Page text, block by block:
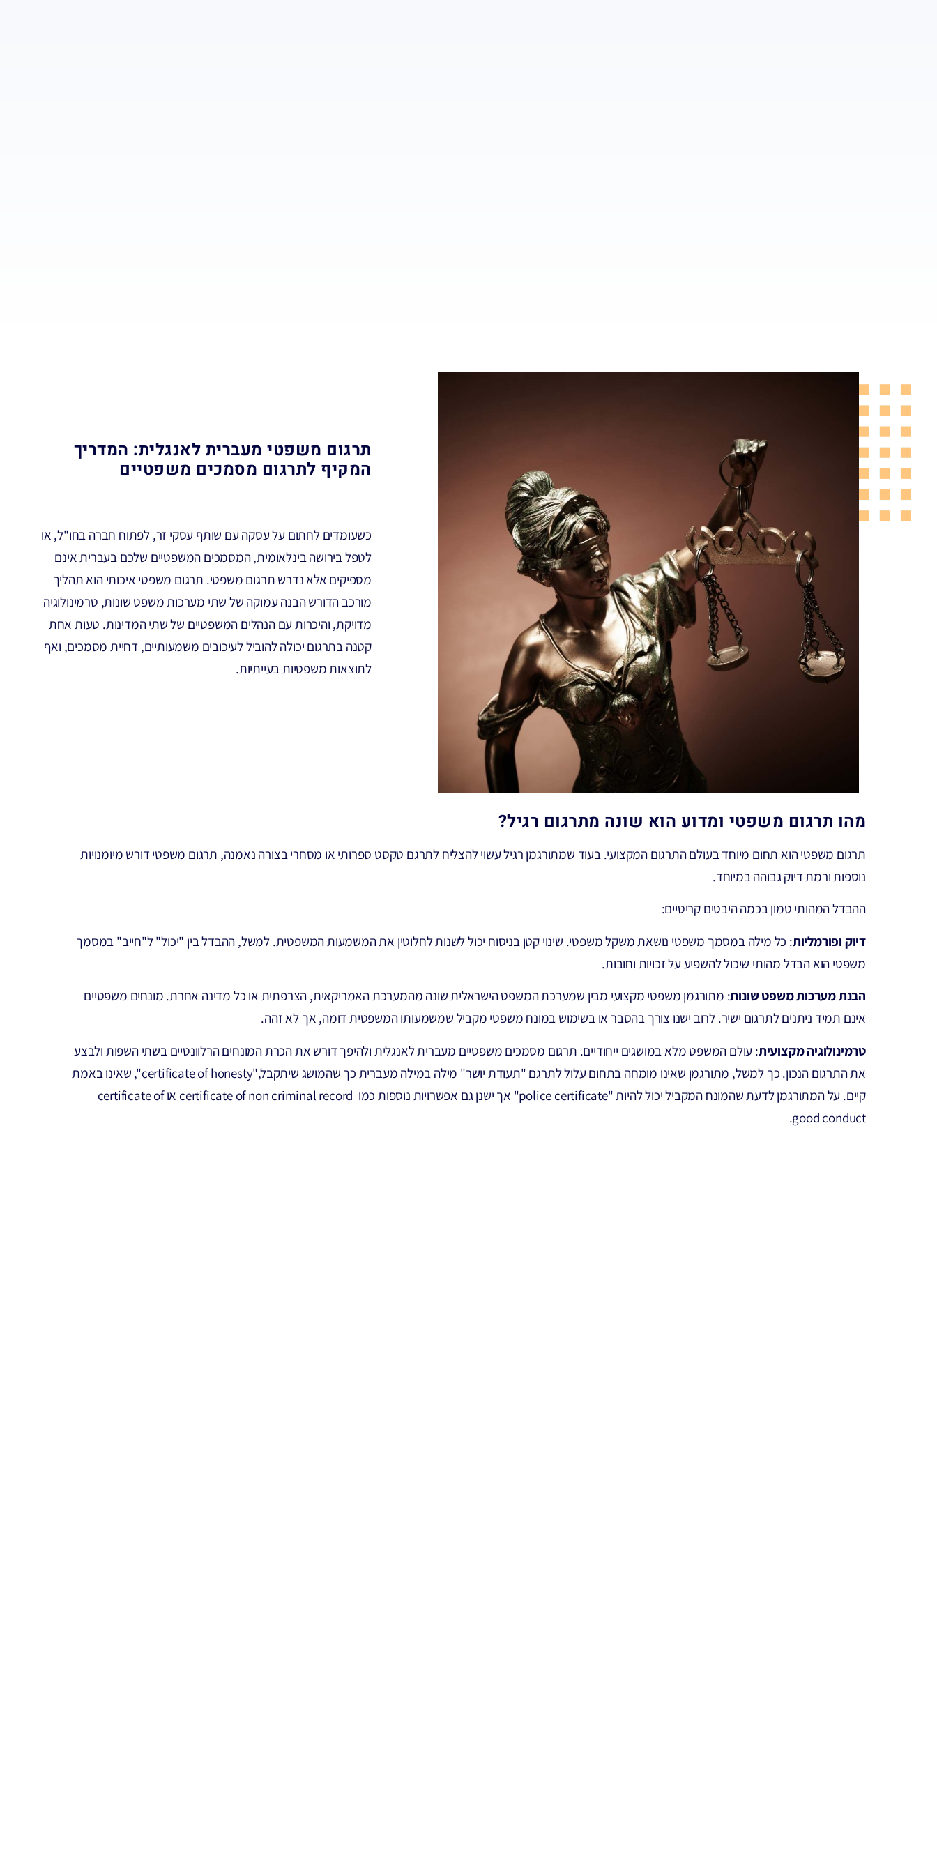
תרגום משפטי מעברית לאנגלית: המדריך
המקיף לתרגום מסמכים משפטיים
כשעומדים לחתום על עסקה עם שותף עסקי זר, לפתוח חברה בחו"ל, או
לטפל בירושה בינלאומית, המסמכים המשפטיים שלכם בעברית אינם
מספיקים אלא נדרש תרגום משפטי. תרגום משפטי איכותי הוא תהליך
מורכב הדורש הבנה עמוקה של שתי מערכות משפט שונות, טרמינולוגיה
מדויקת, והיכרות עם הנהלים המשפטיים של שתי המדינות. טעות אחת
קטנה בתרגום יכולה להוביל לעיכובים משמעותיים, דחיית מסמכים, ואף
לתוצאות משפטיות בעייתיות.
מהו תרגום משפטי ומדוע הוא שונה מתרגום רגיל?
תרגום משפטי הוא תחום מיוחד בעולם התרגום המקצועי. בעוד שמתורגמן רגיל עשוי להצליח לתרגם טקסט ספרותי או מסחרי בצורה נאמנה, תרגום משפטי דורש מיומנויות
נוספות ורמת דיוק גבוהה במיוחד.
ההבדל המהותי טמון בכמה היבטים קריטיים:
דיוק ופורמליות: כל מילה במסמך משפטי נושאת משקל משפטי. שינוי קטן בניסוח יכול לשנות לחלוטין את המשמעות המשפטית. למשל, ההבדל בין "יכול" ל"חייב" במסמך
משפטי הוא הבדל מהותי שיכול להשפיע על זכויות וחובות.
הבנת מערכות משפט שונות: מתורגמן משפטי מקצועי מבין שמערכת המשפט הישראלית שונה מהמערכת האמריקאית, הצרפתית או כל מדינה אחרת. מונחים משפטיים
אינם תמיד ניתנים לתרגום ישיר. לרוב ישנו צורך בהסבר או בשימוש במונח משפטי מקביל שמשמעותו המשפטית דומה, אך לא זהה.
טרמינולוגיה מקצועית: עולם המשפט מלא במושגים ייחודיים. תרגום מסמכים משפטיים מעברית לאנגלית ולהיפך דורש את הכרת המונחים הרלוונטיים בשתי השפות ולבצע
את התרגום הנכון. כך למשל, מתורגמן שאינו מומחה בתחום עלול לתרגם "תעודת יושר" מילה במילה מעברית כך שהמושג שיתקבל,"certificate of honesty", שאינו באמת
קיים. על המתורגמן לדעת שהמונח המקביל יכול להיות "police certificate" אך ישנן גם אפשרויות נוספות כמו certificate of non criminal record או certificate of
good conduct.